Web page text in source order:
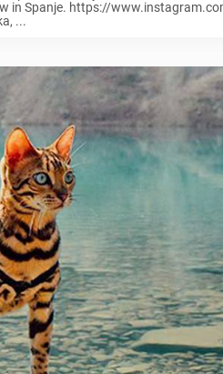
in Spanje. https://
...